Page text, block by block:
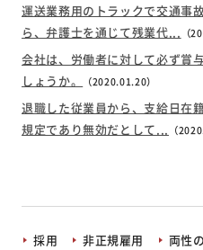
運送業務用のトラックで交通事
ら、弁護士を通じて残業代... （
会社は、労働者に対して必ず賞
しょうか。
（2020.01.20）
退職した従業員から、支給日在
規定であり無効だとして... （
採用 非正規雇用 両性